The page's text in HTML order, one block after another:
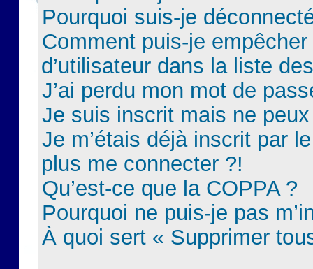
Pourquoi suis-je
Comment puis-je
d’utilisateur dans la liste
J’ai perdu mon mot de
Je suis inscrit mais ne
Je m’étais déjà inscrit par
plus me connecter ?!
Qu’est-ce que la COPPA ?
Pourquoi ne puis-je pas
À quoi sert « Supprimer